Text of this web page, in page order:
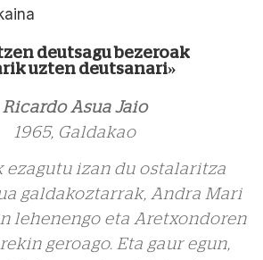
deutsagu bezeroak
uzten deutsanari»
Ricardo Asua Jaio
1965, Galdakao
izan du ostalaritza
galdakoztarrak, Andra Mari
lehenengo eta Aretxondoren
geroago. Eta gaur egun,